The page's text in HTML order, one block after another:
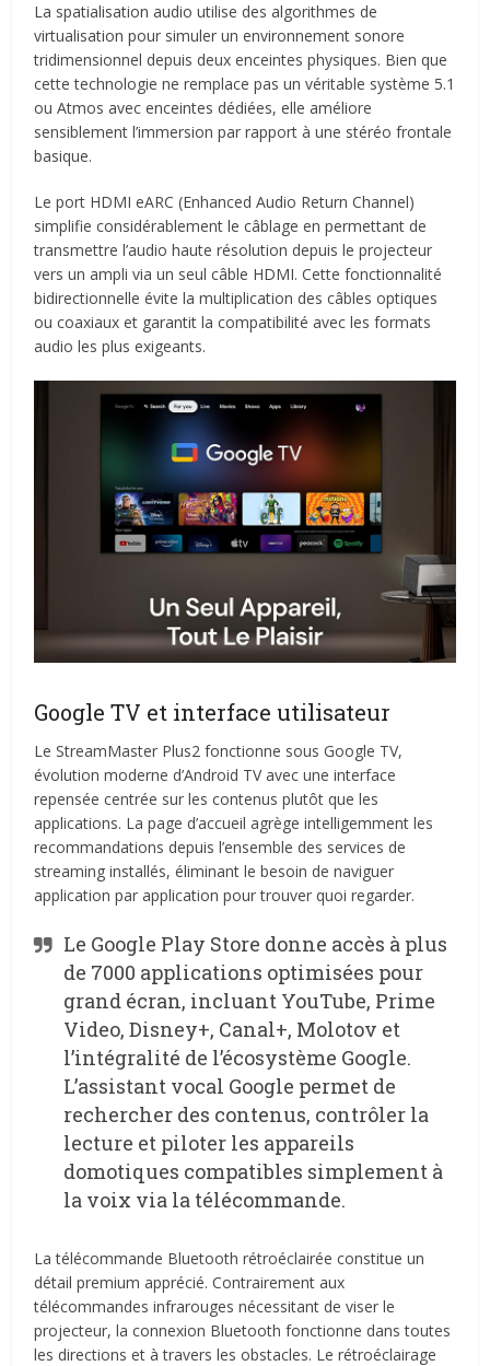
La spatialisation audio utilise des algorithmes de
virtualisation pour simuler un environnement sonore
tridimensionnel depuis deux enceintes physiques. Bien que
cette technologie ne remplace pas un véritable système 5.1
ou Atmos avec enceintes dédiées, elle améliore
sensiblement l’immersion par rapport à une stéréo frontale
basique.
Le port HDMI eARC (Enhanced Audio Return Channel)
simplifie considérablement le câblage en permettant de
transmettre l’audio haute résolution depuis le projecteur
vers un ampli via un seul câble HDMI. Cette fonctionnalité
bidirectionnelle évite la multiplication des câbles optiques
ou coaxiaux et garantit la compatibilité avec les formats
audio les plus exigeants.
Google TV et interface utilisateur
Le StreamMaster Plus2 fonctionne sous Google TV,
évolution moderne d’Android TV avec une interface
repensée centrée sur les contenus plutôt que les
applications. La page d’accueil agrège intelligemment les
recommandations depuis l’ensemble des services de
streaming installés, éliminant le besoin de naviguer
application par application pour trouver quoi regarder.
Le Google Play Store donne accès à plus
de 7000 applications optimisées pour
grand écran, incluant YouTube, Prime
Video, Disney+, Canal+, Molotov et
l’intégralité de l’écosystème Google.
L’assistant vocal Google permet de
rechercher des contenus, contrôler la
lecture et piloter les appareils
domotiques compatibles simplement à
la voix via la télécommande.
La télécommande Bluetooth rétroéclairée constitue un
détail premium apprécié. Contrairement aux
télécommandes infrarouges nécessitant de viser le
projecteur, la connexion Bluetooth fonctionne dans toutes
les directions et à travers les obstacles. Le rétroéclairage